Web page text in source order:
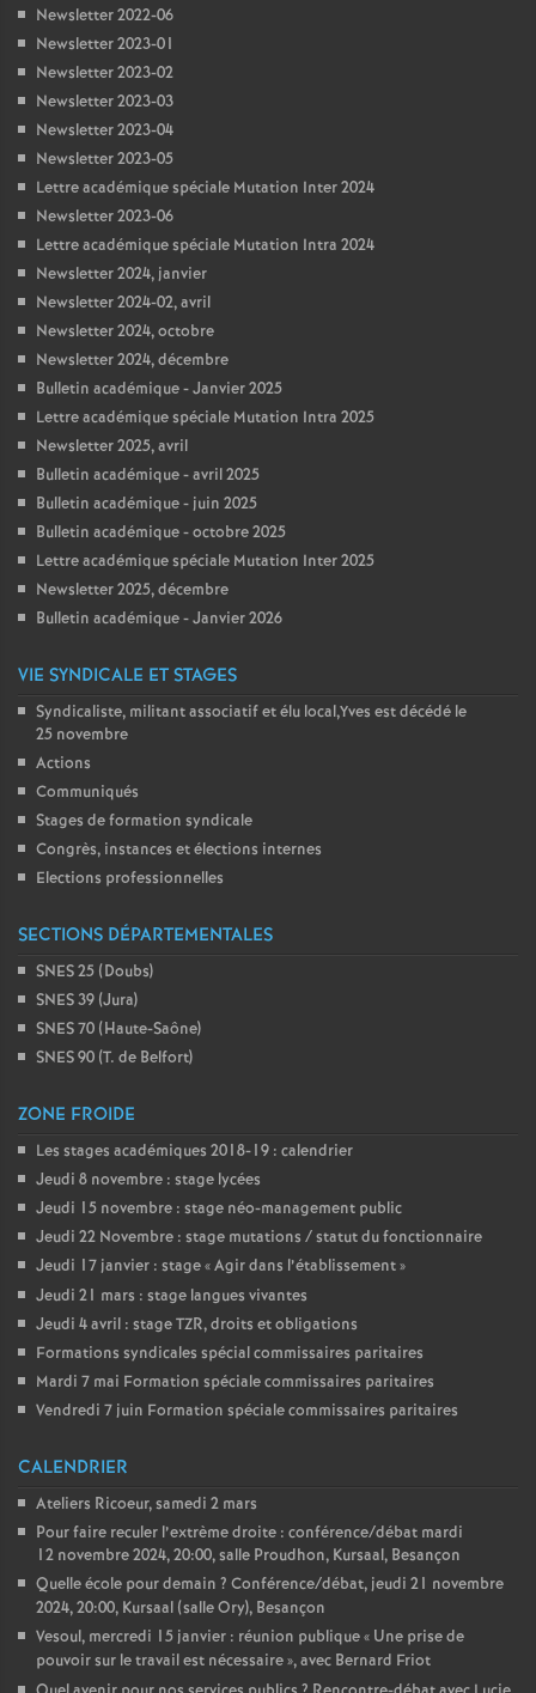
Newsletter 2022-06
Newsletter 2023-01
Newsletter 2023-02
Newsletter 2023-03
Newsletter 2023-04
Newsletter 2023-05
Lettre académique spéciale Mutation Inter 2024
Newsletter 2023-06
Lettre académique spéciale Mutation Intra 2024
Newsletter 2024, janvier
Newsletter 2024-02, avril
Newsletter 2024, octobre
Newsletter 2024, décembre
Bulletin académique - Janvier 2025
Lettre académique spéciale Mutation Intra 2025
Newsletter 2025, avril
Bulletin académique - avril 2025
Bulletin académique - juin 2025
Bulletin académique - octobre 2025
Lettre académique spéciale Mutation Inter 2025
Newsletter 2025, décembre
Bulletin académique - Janvier 2026
VIE SYNDICALE ET STAGES
Syndicaliste, militant associatif et élu local,Yves est décédé le
25 novembre
Actions
Communiqués
Stages de formation syndicale
Congrès, instances et élections internes
Elections professionnelles
SECTIONS DÉPARTEMENTALES
SNES 25 (Doubs)
SNES 39 (Jura)
SNES 70 (Haute-Saône)
SNES 90 (T. de Belfort)
ZONE FROIDE
Les stages académiques 2018-19 : calendrier
Jeudi 8 novembre : stage lycées
Jeudi 15 novembre : stage néo-management public
Jeudi 22 Novembre : stage mutations / statut du fonctionnaire
Jeudi 17 janvier : stage «Agir dans l’établissement»
Jeudi 21 mars : stage langues vivantes
Jeudi 4 avril : stage TZR, droits et obligations
Formations syndicales spécial commissaires paritaires
Mardi 7 mai Formation spéciale commissaires paritaires
Vendredi 7 juin Formation spéciale commissaires paritaires
CALENDRIER
Ateliers Ricoeur, samedi 2 mars
Pour faire reculer l’extrème droite : conférence/débat mardi
12 novembre 2024, 20:00, salle Proudhon, Kursaal, Besançon
Quelle école pour demain ? Conférence/débat, jeudi 21 novembre
2024, 20:00, Kursaal (salle Ory), Besançon
Vesoul, mercredi 15 janvier : réunion publique « Une prise de
pouvoir sur le travail est nécessaire», avec Bernard Friot